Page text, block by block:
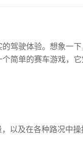
驾驶体验。想象一下
简单的赛车游戏，
以及在各种路况中